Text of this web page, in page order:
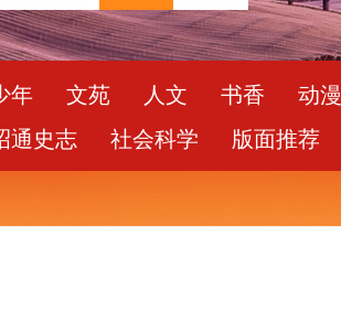
年 文苑 人文 书香
动漫
通史志
社会科学 版面推荐